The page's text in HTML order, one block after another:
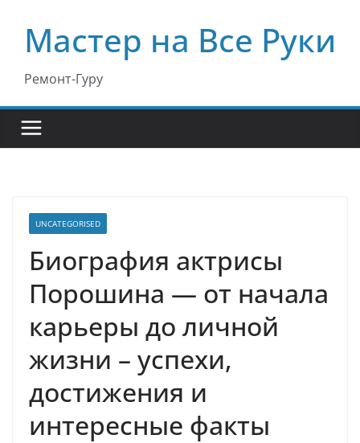
содержимому
Мастер на Все Руки
Ремонт-Гуру
UNCATEGORISED
Биография актрисы
Порошина — от начала
карьеры до личной
жизни – успехи,
достижения и
интересные факты